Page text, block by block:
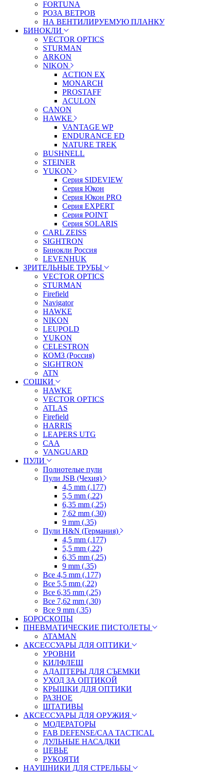
FORTUNA
РОЗА ВЕТРОВ
НА ВЕНТИЛИРУЕМУЮ ПЛАНКУ
БИНОКЛИ
VECTOR OPTICS
STURMAN
ARKON
NIKON
ACTION EX
MONARCH
PROSTAFF
ACULON
CANON
HAWKE
VANTAGE WP
ENDURANCE ED
NATURE TREK
BUSHNELL
STEINER
YUKON
Серия SIDEVIEW
Серия Юкон
Серия Юкон PRO
Серия EXPERT
Серия POINT
Серия SOLARIS
CARL ZEISS
SIGHTRON
Бинокли Россия
LEVENHUK
ЗРИТЕЛЬНЫЕ ТРУБЫ
VECTOR OPTICS
STURMAN
Firefield
Navigator
HAWKE
NIKON
LEUPOLD
YUKON
CELESTRON
КОМЗ (Россия)
SIGHTRON
ATN
СОШКИ
HAWKE
VECTOR OPTICS
ATLAS
Firefield
HARRIS
LEAPERS UTG
CAA
VANGUARD
ПУЛИ
Полнотелые пули
Пули JSB (Чехия)
4,5 mm (.177)
5,5 mm (.22)
6,35 mm (.25)
7,62 mm (.30)
9 mm (.35)
Пули H&N (Германия)
4,5 mm (.177)
5,5 mm (.22)
6,35 mm (.25)
9 mm (.35)
Все 4,5 mm (.177)
Все 5,5 mm (.22)
Все 6,35 mm (.25)
Все 7,62 mm (.30)
Все 9 mm (.35)
БОРОСКОПЫ
ПНЕВМАТИЧЕСКИЕ ПИСТОЛЕТЫ
ATAMAN
АКСЕССУАРЫ ДЛЯ ОПТИКИ
УРОВНИ
КИЛФЛЕШ
АДАПТЕРЫ ДЛЯ СЪЕМКИ
УХОД ЗА ОПТИКОЙ
КРЫШКИ ДЛЯ ОПТИКИ
РАЗНОЕ
ШТАТИВЫ
АКСЕССУАРЫ ДЛЯ ОРУЖИЯ
МОДЕРАТОРЫ
FAB DEFENSE/CAA TACTICAL
ДУЛЬНЫЕ НАСАДКИ
ЦЕВЬЕ
РУКОЯТИ
НАУШНИКИ ДЛЯ СТРЕЛЬБЫ